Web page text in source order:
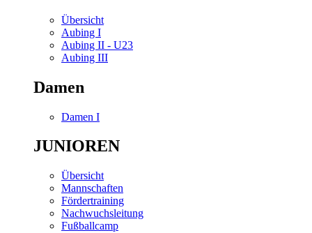
Übersicht
Aubing I
Aubing II - U23
Aubing III
Damen
Damen I
JUNIOREN
Übersicht
Mannschaften
Fördertraining
Nachwuchsleitung
Fußballcamp